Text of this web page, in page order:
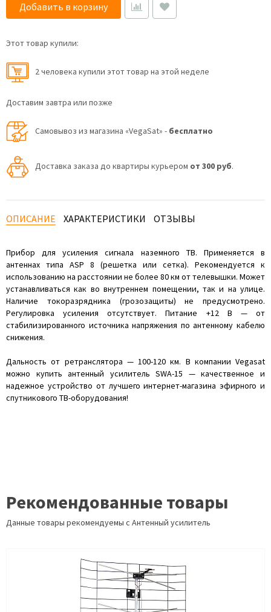
Добавить в корзину
Этот товар купили:
2 человекa купили этот товар на этой неделе
Доставим завтра или позже
Самовывоз из магазина «VegaSat» - бесплатно
Доставка заказа до квартиры курьером от 300 руб.
ОПИСАНИЕ ХАРАКТЕРИСТИКИ ОТЗЫВЫ
Прибор для усиления сигнала наземного ТВ. Применяется в
антеннах типа ASP 8 (решетка или сетка). Рекомендуется к
использованию на расстоянии не более 80 км от телевышки. Может
устанавливаться как во внутреннем помещении, так и на улице.
Наличие токоразрядника (грозозащиты) не предусмотрено.
Регулировка усиления отсутствует. Питание +12 В — от
стабилизированного источника напряжения по антенному кабелю
снижения.
Дальность от ретранслятора — 100-120 км. В компании Vegasat
можно купить антенный усилитель SWA-15 — качественное и
надежное устройство от лучшего интернет-магазина эфирного и
спутникового ТВ-оборудования!
Рекомендованные товары
Данные товары рекомендуемы с Антенный усилитель